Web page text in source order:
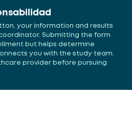
your information and results
Submitting the form
but helps determine
you with the study team.
provider before pursuing